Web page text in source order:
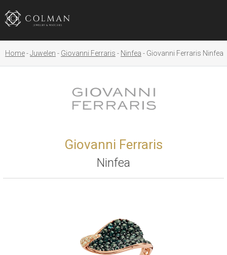
Home Juwelen Giovanni Ferraris Ninfea Giovanni Ferraris Ninfea
Giovanni Ferraris
Ninfea